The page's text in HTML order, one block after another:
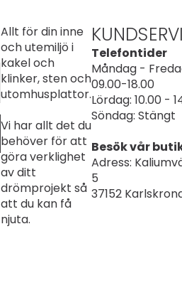
Allt för din inne
och utemiljö i
kakel och
klinker, sten och
utomhusplattor.
Vi har allt det du
behöver för att
göra verklighet
av ditt
drömprojekt så
att du kan få
njuta.
Telefontider
Måndag -
09.00-18.00
Lördag: 10.00 -
Söndag: Stängt
Besök vår
Adress:
5
37152